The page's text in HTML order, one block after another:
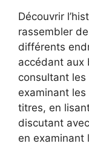
Découvrir
rassembler
différents
accédant aux
consultant
examinant les
titres, en
discutant
en examinant